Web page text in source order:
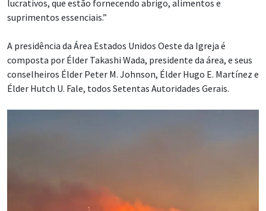
lucrativos, que estão fornecendo abrigo, alimentos e
suprimentos essenciais.”
A presidência da Área Estados Unidos Oeste da Igreja é
composta por Élder Takashi Wada, presidente da área, e seus
conselheiros Élder Peter M. Johnson, Élder Hugo E. Martínez e
Élder Hutch U. Fale, todos Setentas Autoridades Gerais.